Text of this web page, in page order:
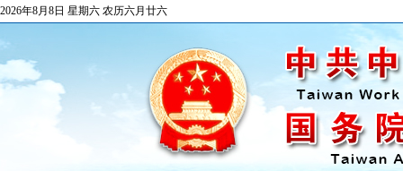
2026年8月8日 星期六 农历六月廿六